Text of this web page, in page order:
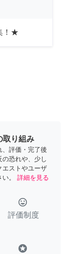
！★
取り組み
、評価・完了後
恐れや、少し
エストやユーザ
。
詳細を見る
tag_faces
評価制度
stars